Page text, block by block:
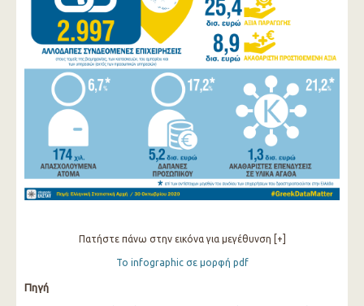
Πατήστε πάνω στην εικόνα για μεγέθυνση [+]
Το infographic σε μορφή pdf
Πηγή